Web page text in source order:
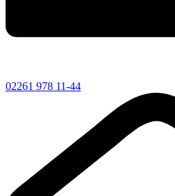
02261 978 11-44